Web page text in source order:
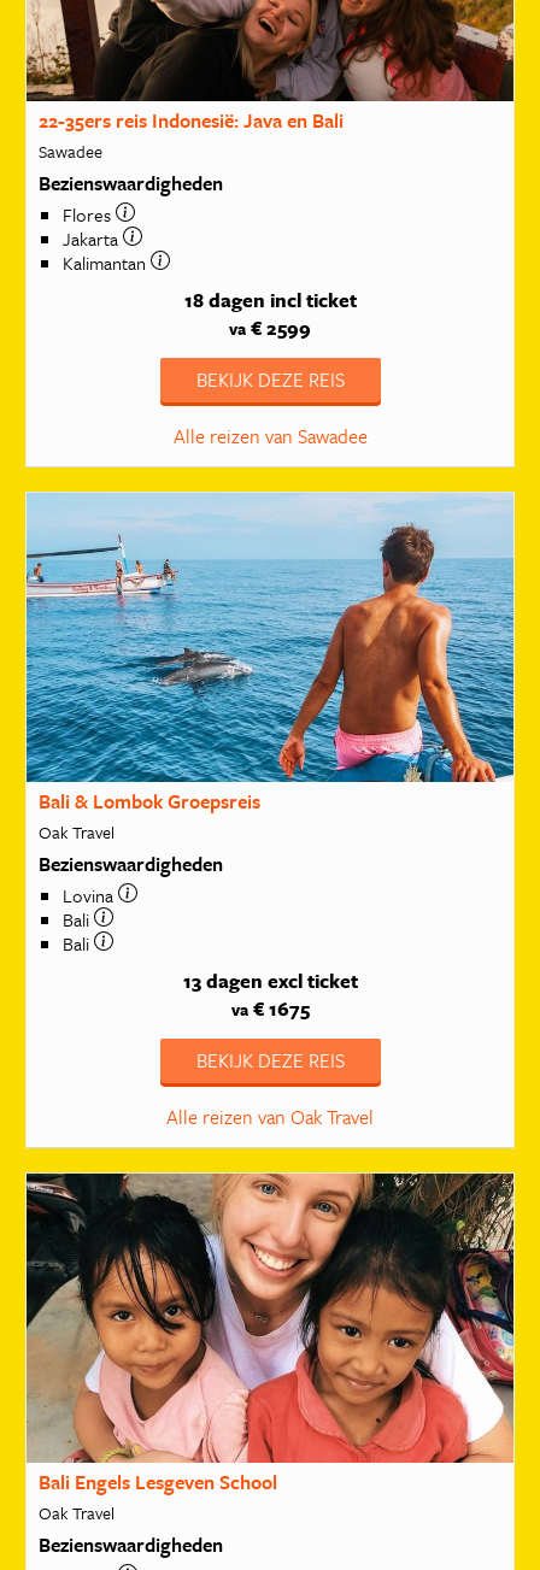
22-35ers reis Indonesië: Java en Bali
Sawadee
Bezienswaardigheden
Flores
Jakarta
Kalimantan
18 dagen incl ticket
va € 2599
BEKIJK DEZE REIS
Alle reizen van Sawadee
Bali & Lombok Groepsreis
Oak Travel
Bezienswaardigheden
Lovina
Bali
Bali
13 dagen excl ticket
va€ 1675
BEKIJK DEZE REIS
Alle reizen van Oak Travel
Bali Engels Lesgeven School
Oak Travel
Bezienswaardigheden